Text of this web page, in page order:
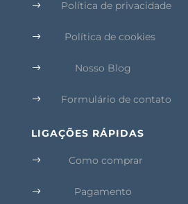
$ Política de privacidade
$ Política de cookies
$ Nosso Blog
$ Formulário de contato
LIGAÇÕES RÁPIDAS
$ Como comprar
$ Pagamento